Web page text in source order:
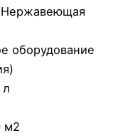
Нержавеющая
оборудование
л
м2